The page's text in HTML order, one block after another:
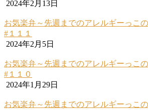
2024年2月13日
お気楽弁～先週までのアレルギーっこ
#１１１
2024年2月5日
お気楽弁～先週までのアレルギーっこ
#１１０
2024年1月29日
お気楽弁～先週までのアレルギーっこ